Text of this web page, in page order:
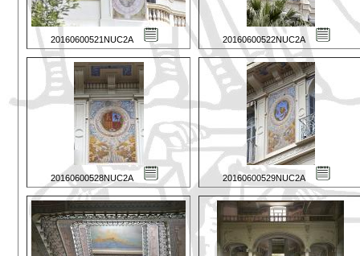
20160600521NUC2A 20160600522NUC2A
20160600528NUC2A 20160600529NUC2A